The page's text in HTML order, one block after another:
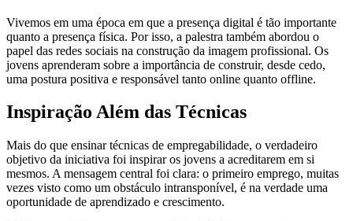
Vivemos em uma época em que a presença digital é tão importante
quanto a presença física. Por isso, a palestra também abordou o
papel das redes sociais na construção da imagem profissional. Os
jovens aprenderam sobre a importância de construir, desde cedo,
uma postura positiva e responsável tanto online quanto offline.
Inspiração Além das Técnicas
Mais do que ensinar técnicas de empregabilidade, o verdadeiro
objetivo da iniciativa foi inspirar os jovens a acreditarem em si
mesmos. A mensagem central foi clara: o primeiro emprego, muitas
vezes visto como um obstáculo intransponível, é na verdade uma
oportunidade de aprendizado e crescimento.